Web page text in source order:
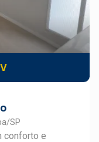
SP
conforto e